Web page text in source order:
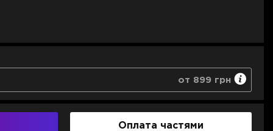
от 899 грн
любого негарантийного случая
Оплата частями